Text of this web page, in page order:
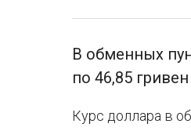
В обменных
по 46,85 гривен
Курс доллара в